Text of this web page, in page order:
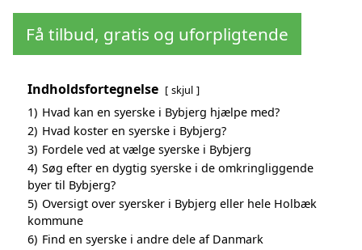
Få tilbud, gratis og uforpligtende
Indholdsfortegnelse skjul
1) Hvad kan en syerske i Bybjerg hjælpe med?
2) Hvad koster en syerske i Bybjerg?
3) Fordele ved at vælge syerske i Bybjerg
4) Søg efter en dygtig syerske i de omkringliggende
byer til Bybjerg?
5) Oversigt over syersker i Bybjerg eller hele Holbæk
kommune
6) Find en syerske i andre dele af Danmark